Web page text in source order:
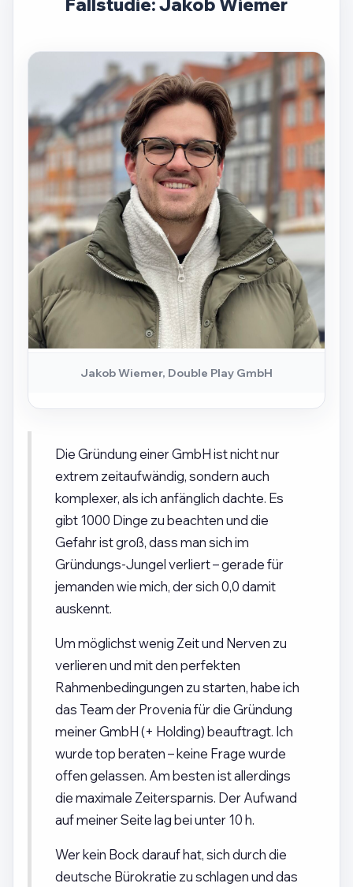
Fallstudie: Jakob Wiemer
Jakob Wiemer, Double Play GmbH
Die Gründung einer GmbH ist nicht nur
extrem zeitaufwändig, sondern auch
komplexer, als ich anfänglich dachte. Es
gibt 1000 Dinge zu beachten und die
Gefahr ist groß, dass man sich im
Gründungs-Jungel verliert – gerade für
jemanden wie mich, der sich 0,0 damit
auskennt.
Um möglichst wenig Zeit und Nerven zu
verlieren und mit den perfekten
Rahmenbedingungen zu starten, habe ich
das Team der Provenia für die Gründung
meiner GmbH (+ Holding) beauftragt. Ich
wurde top beraten – keine Frage wurde
offen gelassen. Am besten ist allerdings
die maximale Zeitersparnis. Der Aufwand
auf meiner Seite lag bei unter 10 h.
Wer kein Bock darauf hat, sich durch die
deutsche Bürokratie zu schlagen und das